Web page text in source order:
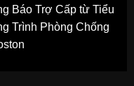
Báo Trợ Cấp từ Tiểu
Trình Phòng Chống